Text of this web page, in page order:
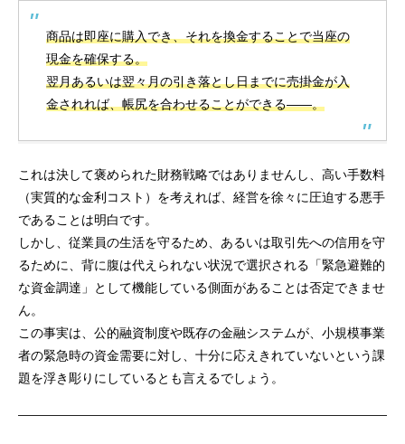
商品は即座に購入でき、それを換金することで当座の
現金を確保する。
翌月あるいは翌々月の引き落とし日までに売掛金が入
金されれば、帳尻を合わせることができる――。
これは決して褒められた財務戦略ではありませんし、高い手数料
（実質的な金利コスト）を考えれば、経営を徐々に圧迫する悪手
であることは明白です。
しかし、従業員の生活を守るため、あるいは取引先への信用を守
るために、背に腹は代えられない状況で選択される「緊急避難的
な資金調達」として機能している側面があることは否定できませ
ん。
この事実は、公的融資制度や既存の金融システムが、小規模事業
者の緊急時の資金需要に対し、十分に応えきれていないという課
題を浮き彫りにしているとも言えるでしょう。